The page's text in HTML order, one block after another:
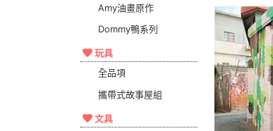
Amy油畫原作
Dommy鴨系列
玩具
全品項
攜帶式故事屋組
文具